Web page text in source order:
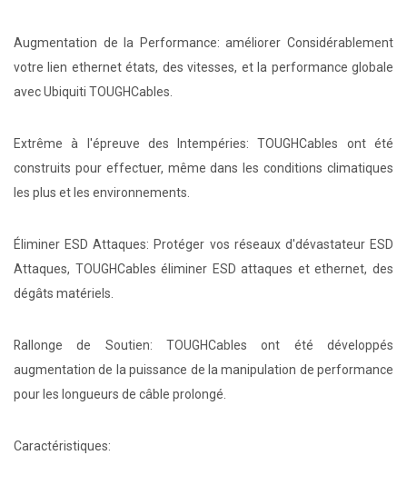
Augmentation de la Performance: améliorer Considérablement
votre lien ethernet états, des vitesses, et la performance globale
avec Ubiquiti TOUGHCables.
Extrême à l'épreuve des Intempéries: TOUGHCables ont été
construits pour effectuer, même dans les conditions climatiques
les plus et les environnements.
Éliminer ESD Attaques: Protéger vos réseaux d'dévastateur ESD
Attaques, TOUGHCables éliminer ESD attaques et ethernet, des
dégâts matériels.
Rallonge de Soutien: TOUGHCables ont été développés
augmentation de la puissance de la manipulation de performance
pour les longueurs de câble prolongé.
Caractéristiques: